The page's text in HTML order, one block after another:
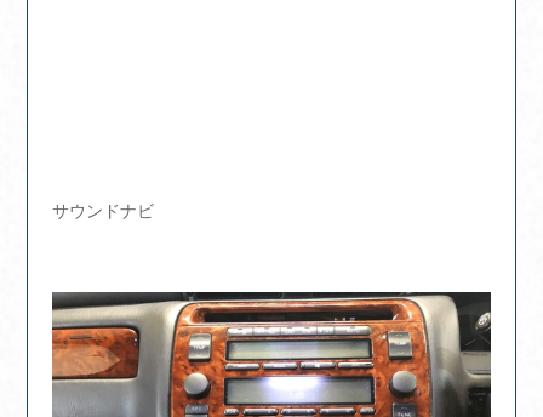
サウンドナビ